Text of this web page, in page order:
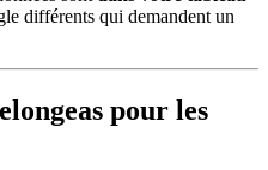
différents qui demandent un
pour les